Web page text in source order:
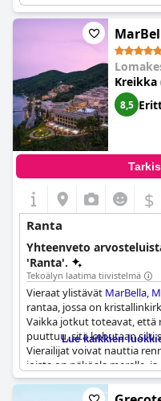
Kreikka
8,5
$
Ranta
Yhteenveto
'Ranta'.
Tekoälyn laatima tiivistelmä
Vieraat ylistävät MarBella,
rantaa, jossa on
Vaikka jotkut toteavat, että
puuttuu, sitä kehutaan silti
Vierailijat voivat nauttia
joista on näköala merelle,
Perheet arvostavat uima-
yhdistelmää, mutta
Lue kaikkien